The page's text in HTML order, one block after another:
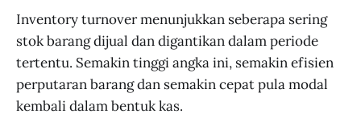
Inventory turnover menunjukkan seberapa sering
stok barang dijual dan digantikan dalam periode
tertentu. Semakin tinggi angka ini, semakin efisien
perputaran barang dan semakin cepat pula modal
kembali dalam bentuk kas.